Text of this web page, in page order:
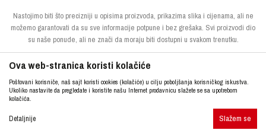
Nastojimo biti što precizniji u opisima proizvoda, prikazima slika i cijenama, ali ne
možemo garantovati da su sve informacije potpune i bez grešaka. Svi proizvodi dio
su naše ponude, ali ne znači da moraju biti dostupni u svakom trenutku.
©2026 . Sva prava zadržana.
Ova web-stranica koristi kolačiće
Poštovani korisniče, naš sajt koristi cookies (kolačiće) u cilju poboljšanja korisničkog iskustva.
Ukoliko nastavite da pregledate i koristite našu Internet prodavnicu slažete se sa upotrebom
kolačića.
Detaljnije Slažem se